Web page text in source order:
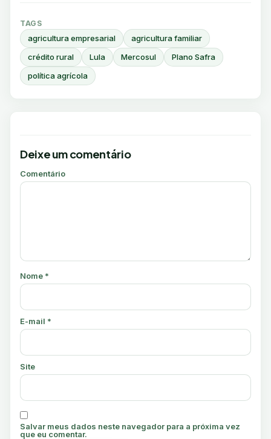
TAGS
agricultura empresarial
agricultura familiar
crédito rural
Lula Mercosul
Plano Safra
política agrícola
Deixe um comentário
Comentário
Nome *
E-mail *
Site
Salvar meus dados neste navegador para a próxima vez
que eu comentar.